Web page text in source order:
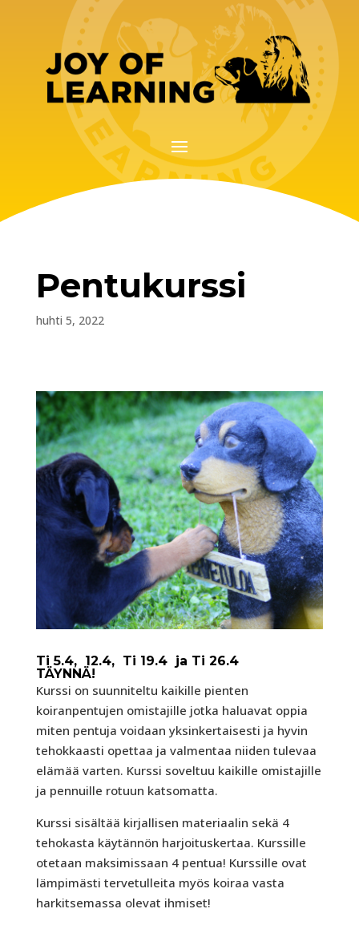
Pentukurssi
huhti 5, 2022
Ti 5.4, 12.4, Ti 19.4 ja Ti 26.4
TÄYNNÄ!
Kurssi on suunniteltu kaikille pienten
koiranpentujen omistajille jotka haluavat oppia
miten pentuja voidaan yksinkertaisesti ja hyvin
tehokkaasti opettaa ja valmentaa niiden tulevaa
elämää varten. Kurssi soveltuu kaikille omistajille
ja pennuille rotuun katsomatta.
Kurssi sisältää kirjallisen materiaalin sekä 4
tehokasta käytännön harjoituskertaa. Kurssille
otetaan maksimissaan 4 pentua! Kurssille ovat
lämpimästi tervetulleita myös koiraa vasta
harkitsemassa olevat ihmiset!